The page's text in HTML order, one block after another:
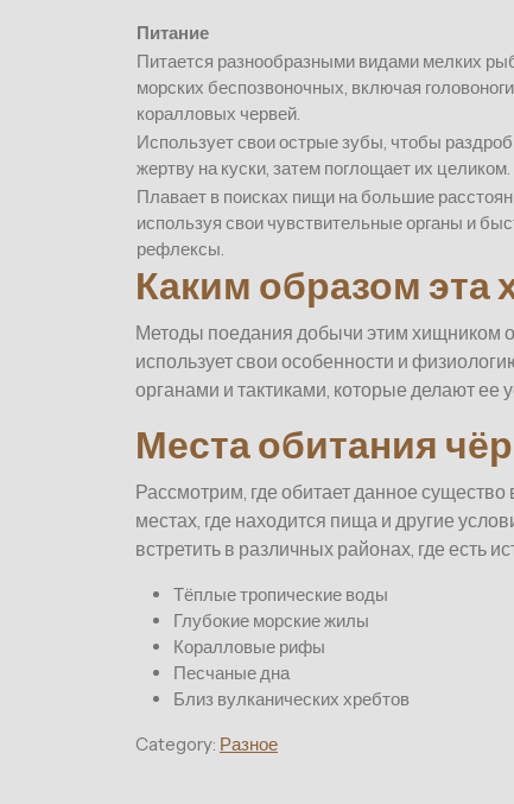
Питание
Питается разнообразными видами мелких
морских беспозвоночных, включая
коралловых червей.
Использует свои острые зубы, чтобы
жертву на куски, затем поглощает их целиком.
Плавает в поисках пищи на большие
используя свои чувствительные органы и
рефлексы.
Каким образом
Методы поедания добычи этим хищником
использует свои особенности и
органами и тактиками, которые делают ее
Места обитания
Рассмотрим, где обитает данное
местах, где находится пища и другие
встретить в различных районах, где есть
Тёплые тропические воды
Глубокие морские жилы
Коралловые рифы
Песчаные дна
Близ вулканических хребтов
Category: Разное